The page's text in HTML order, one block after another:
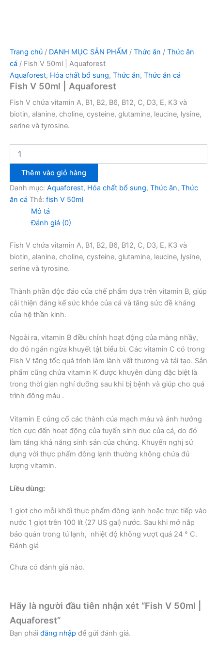
Trang chủ / DANH MỤC SẢN PHẨM / Thức ăn / Thức ăn
cá / Fish V 50ml | Aquaforest
Aquaforest, Hóa chất bổ sung, Thức ăn, Thức ăn cá
Fish V 50ml | Aquaforest
Fish V chứa vitamin A, B1, B2, B6, B12, C, D3, E, K3 và
biotin, alanine, choline, cysteine, glutamine, leucine, lysine,
serine và tyrosine.
Thêm vào giỏ hàng
Danh mục: Aquaforest, Hóa chất bổ sung, Thức ăn, Thức
ăn cá Thẻ: fish V 50ml
Mô tả
Đánh giá (0)
Fish V chứa vitamin A, B1, B2, B6, B12, C, D3, E, K3 và
biotin, alanine, choline, cysteine, glutamine, leucine, lysine,
serine và tyrosine.
Thành phần độc đáo của chế phẩm dựa trên vitamin B, giúp
cải thiện đáng kể sức khỏe của cá và tăng sức đề kháng
của hệ thần kinh.
Ngoài ra, vitamin B điều chỉnh hoạt động của màng nhầy,
do đó ngăn ngừa khuyết tật biểu bì. Các vitamin C có trong
Fish V tăng tốc quá trình làm lành vết thương và tái tạo. Sản
phẩm cũng chứa vitamin K được khuyên dùng đặc biệt là
trong thời gian nghỉ dưỡng sau khi bị bệnh và giúp cho quá
trình đông máu .
Vitamin E củng cố các thành của mạch máu và ảnh hưởng
tích cực đến hoạt động của tuyến sinh dục của cá, do đó
làm tăng khả năng sinh sản của chúng. Khuyến nghị sử
dụng với thực phẩm đông lạnh thường không chứa đủ
lượng vitamin.
Liều dùng:
1 giọt cho mỗi khối thực phẩm đông lạnh hoặc trực tiếp vào
nước 1 giọt trên 100 lít (27 US gal) nước. Sau khi mở nắp
bảo quản trong tủ lạnh, nhiệt độ không vượt quá 24 ° C.
Đánh giá
Chưa có đánh giá nào.
Hãy là người đầu tiên nhận xét “Fish V 50ml |
Aquaforest”
Bạn phải đăng nhập để gửi đánh giá.